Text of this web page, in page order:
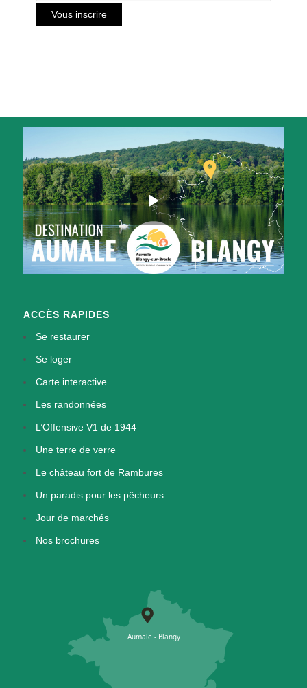
ACCÈS RAPIDES
Se restaurer
Se loger
Carte interactive
Les randonnées
L’Offensive V1 de 1944
Une terre de verre
Le château fort de Rambures
Un paradis pour les pêcheurs
Jour de marchés
Nos brochures